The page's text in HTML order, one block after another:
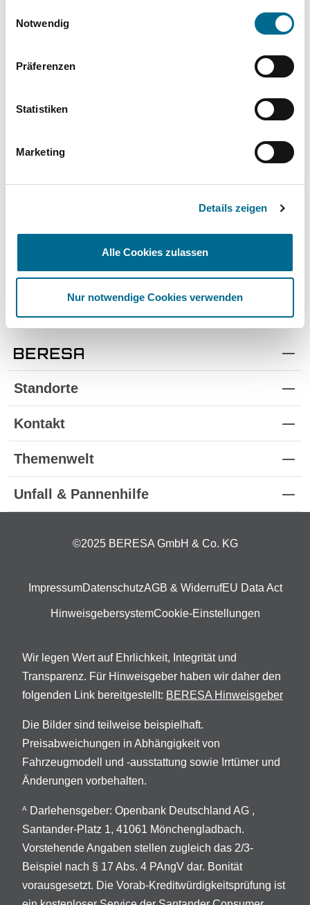
Cookies, wenn Sie unsere Webseite weiterhin nutzen.
Notwendig
Präferenzen
Statistiken
Marketing
Details zeigen
Alle Cookies zulassen
Nur notwendige Cookies verwenden
Lackstifte und -Sprühdosen
Modellautos
Produkte für Kinder
Standorte
Kontakt
Themenwelt
Unfall & Pannenhilfe
©2025 BERESA GmbH & Co. KG
ImpressumDatenschutzAGB & WiderrufEU Data Act
HinweisgebersystemCookie-Einstellungen
Wir legen Wert auf Ehrlichkeit, Integrität und
Transparenz. Für Hinweisgeber haben wir daher den
folgenden Link bereitgestellt: BERESA Hinweisgeber
Die Bilder sind teilweise beispielhaft.
Preisabweichungen in Abhängigkeit von
Fahrzeugmodell und -ausstattung sowie Irrtümer und
Änderungen vorbehalten.
A
Darlehensgeber: Openbank Deutschland AG ,
Santander-Platz 1, 41061 Mönchengladbach.
Vorstehende Angaben stellen zugleich das 2/3-
Beispiel nach § 17 Abs. 4 PAngV dar. Bonität
vorausgesetzt. Die Vorab-Kreditwürdigkeitsprüfung ist